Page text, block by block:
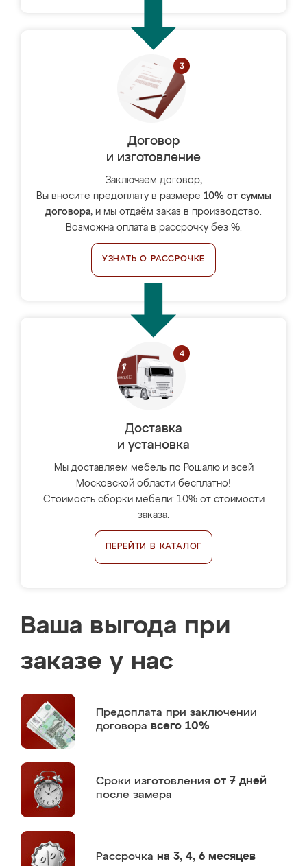
Договор
и изготовление
Заключаем договор,
Вы вносите предоплату в размере 10% от суммы
договора, и мы отдаём заказ в производство.
Возможна оплата в рассрочку без %.
УЗНАТЬ О РАССРОЧКЕ
Доставка
и установка
Мы доставляем мебель по Рошалю и всей
Московской области бесплатно!
Стоимость сборки мебели: 10% от стоимости
заказа.
ПЕРЕЙТИ В КАТАЛОГ
Ваша выгода при
заказе у нас
Предоплата при заключении
договора всего 10%
Сроки изготовления от 7 дней
после замера
Рассрочка на 3, 4, 6 месяцев